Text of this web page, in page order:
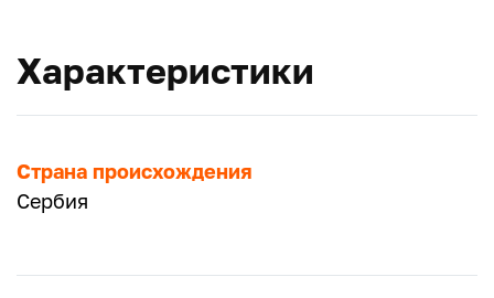
Характеристики
Страна происхождения
Сербия